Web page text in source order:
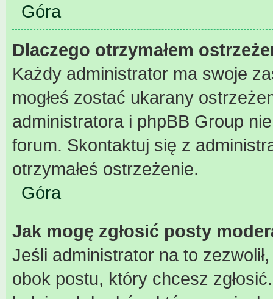
Góra
Dlaczego otrzymałem
Każdy administrator ma swoje
mogłeś zostać ukarany
administratora i phpBB Group
forum. Skontaktuj się z
otrzymałeś ostrzeżenie.
Góra
Jak mogę zgłosić posty
Jeśli administrator na to
obok postu, który chcesz